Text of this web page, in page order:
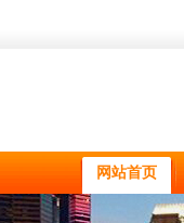
网站首页